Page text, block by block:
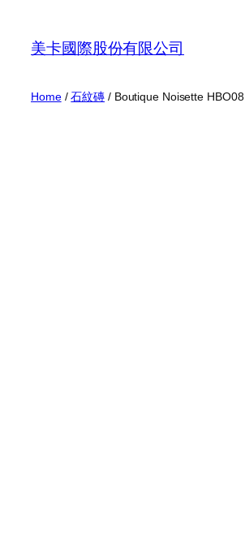
content
美卡國際股份有限公司
Home/石紋磚 / Boutique Noisette HBO08